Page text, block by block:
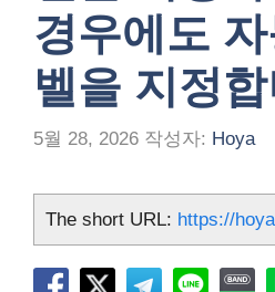
경우에도
벨을 지정
5월 28, 2026 작성자: Hoya
The short URL: https://